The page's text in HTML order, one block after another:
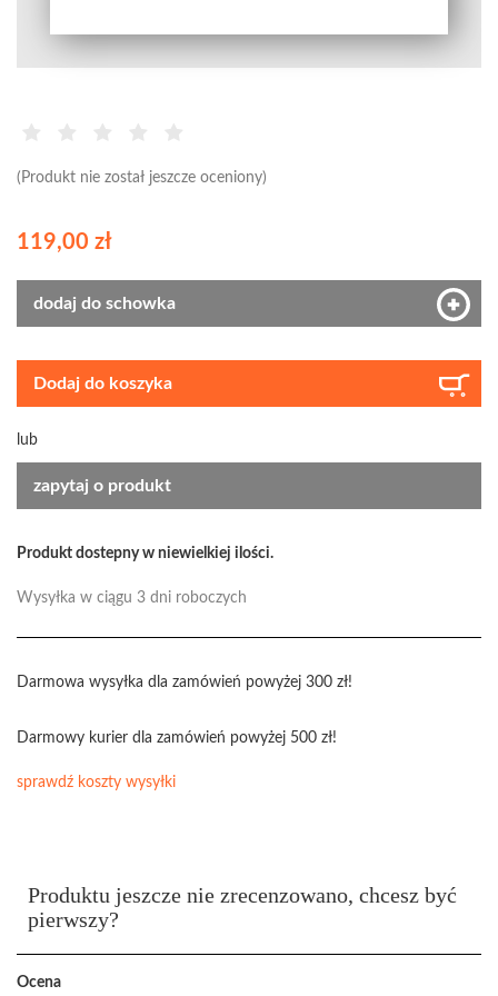
(Produkt nie został jeszcze oceniony)
119,00 zł
dodaj do schowka
Dodaj do koszyka
lub
zapytaj o produkt
Produkt dostepny w niewielkiej ilości.
Wysyłka w ciągu 3 dni roboczych
Darmowa wysyłka dla zamówień powyżej 300 zł!
Darmowy kurier dla zamówień powyżej 500 zł!
sprawdź koszty wysyłki
Produktu jeszcze nie zrecenzowano, chcesz być
pierwszy?
Ocena